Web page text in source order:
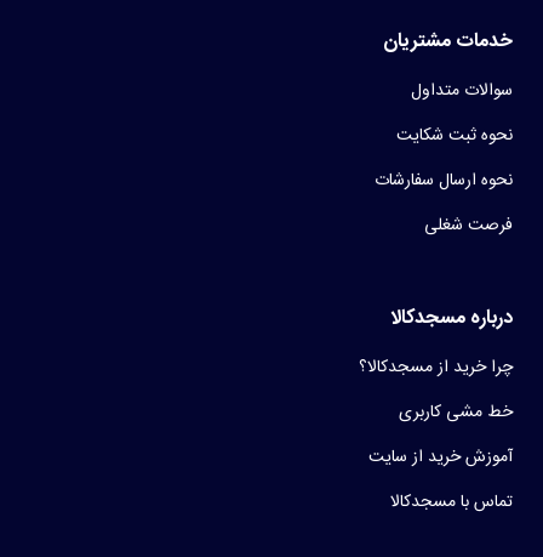
خدمات مشتریان
سوالات متداول
نحوه ثبت شکایت
نحوه ارسال سفارشات
فرصت شغلی
درباره مسجدکالا
چرا خرید از مسجدکالا؟
خط مشی کاربری
آموزش خرید از سایت
تماس با مسجدکالا